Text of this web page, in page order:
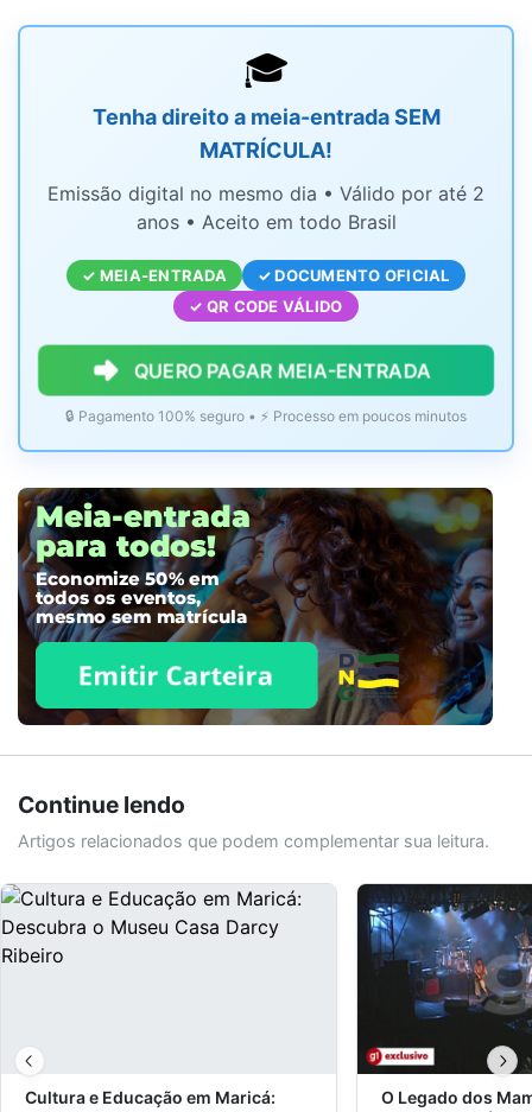
🎓
Tenha direito a meia-entrada SEM
MATRÍCULA!
Emissão digital no mesmo dia • Válido por até 2
anos • Aceito em todo Brasil
✓ MEIA-ENTRADA
✓ DOCUMENTO OFICIAL
✓ QR CODE VÁLIDO
QUERO PAGAR MEIA-ENTRADA
🔒 Pagamento 100% seguro • ⚡ Processo em poucos minutos
Continue lendo
Artigos relacionados que podem complementar sua leitura.
Cultura e Educação em Maricá:
O Legado dos